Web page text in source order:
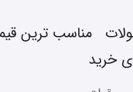
مناسب ترین
خرید